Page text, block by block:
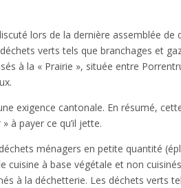
lors de la dernière assemblée de
verts tels que branchages et
à la « Prairie », située entre
exigence cantonale. En résumé,
à payer ce qu’il jette.
ménagers en petite quantité
cuisine à base végétale et non
à la déchetterie. Les déchets verts